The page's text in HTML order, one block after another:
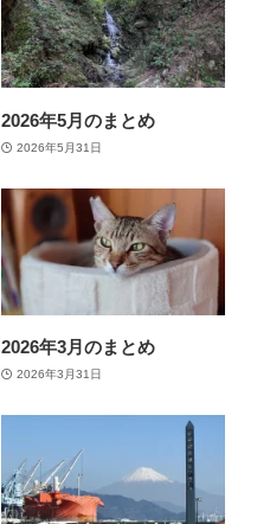
2026年5月のまとめ
2026年5月31日
2026年3月のまとめ
2026年3月31日